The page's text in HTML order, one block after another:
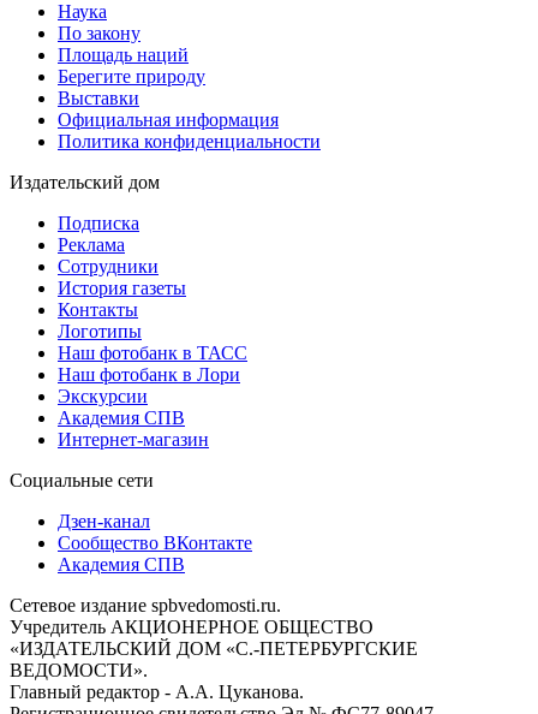
Наука
По закону
Площадь наций
Берегите природу
Выставки
Официальная информация
Политика конфиденциальности
Издательский дом
Подписка
Реклама
Сотрудники
История газеты
Контакты
Логотипы
Наш фотобанк в ТАСС
Наш фотобанк в Лори
Экскурсии
Академия СПВ
Интернет-магазин
Социальные сети
Дзен-канал
Сообщество ВКонтакте
Академия СПВ
Сетевое издание spbvedomosti.ru.
Учредитель АКЦИОНЕРНОЕ ОБЩЕСТВО
«ИЗДАТЕЛЬСКИЙ ДОМ «С.-ПЕТЕРБУРГСКИЕ
ВЕДОМОСТИ».
Главный редактор - А.А. Цуканова.